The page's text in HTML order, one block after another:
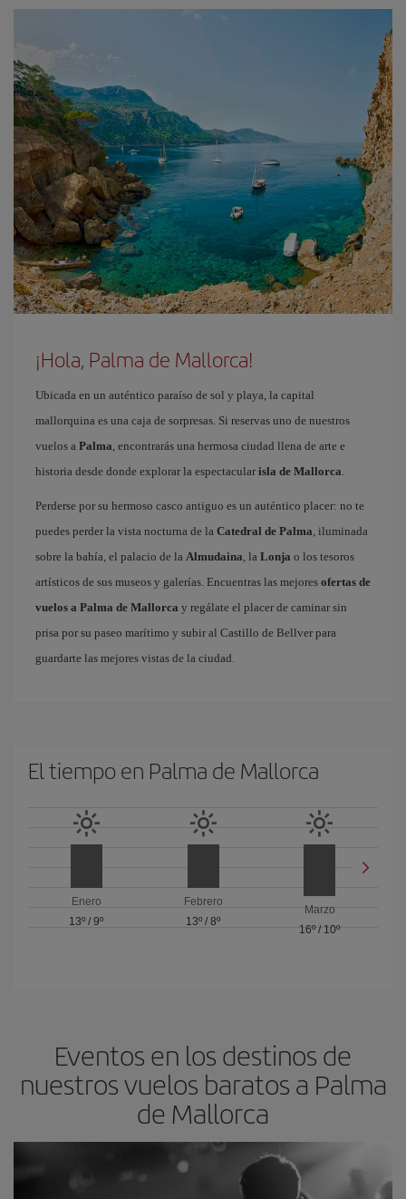
¡Hola, Palma de Mallorca!
Ubicada en un auténtico paraíso de sol y playa, la capital
mallorquina es una caja de sorpresas. Si reservas uno de nuestros
vuelos a Palma, encontrarás una hermosa ciudad llena de arte e
historia desde donde explorar la espectacular isla de Mallorca.
Perderse por su hermoso casco antiguo es un auténtico placer: no te
puedes perder la vista nocturna de la Catedral de Palma, iluminada
sobre la bahía, el palacio de la Almudaina, la Lonja o los tesoros
artísticos de sus museos y galerías. Encuentras las mejores ofertas de
vuelos a Palma de Mallorca y regálate el placer de caminar sin
prisa por su paseo marítimo y subir al Castillo de Bellver para
guardarte las mejores vistas de la ciudad.
El tiempo en Palma de Mallorca
Enero
13º /9º
Febrero
13º / 8º
Marzo
16º/ 10º
Eventos en los destinos de
nuestros vuelos baratos a Palma
de Mallorca